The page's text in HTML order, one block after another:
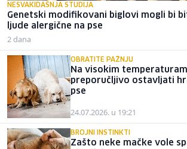
NESVAKIDAŠNJA STUDIJA
Genetski modifikovani biglovi mogli bi
ljude alergične na pse
2 dana
OBRATITE PAŽNJU
Na visokim
preporučljivo ostavljati
pse
24.07.2026. u 19:21
BROJNI INSTINKTI
Zašto neke mačke vole